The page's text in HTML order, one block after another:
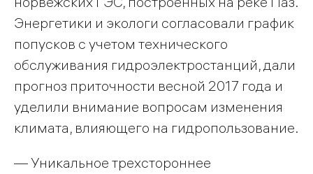
Энергетики и экологи согласовали график
попусков с учетом технического
обслуживания гидроэлектростанций, дали
прогноз приточности весной 2017 года и
уделили внимание вопросам изменения
климата, влияющего на гидропользование.
— Уникальное трехстороннее